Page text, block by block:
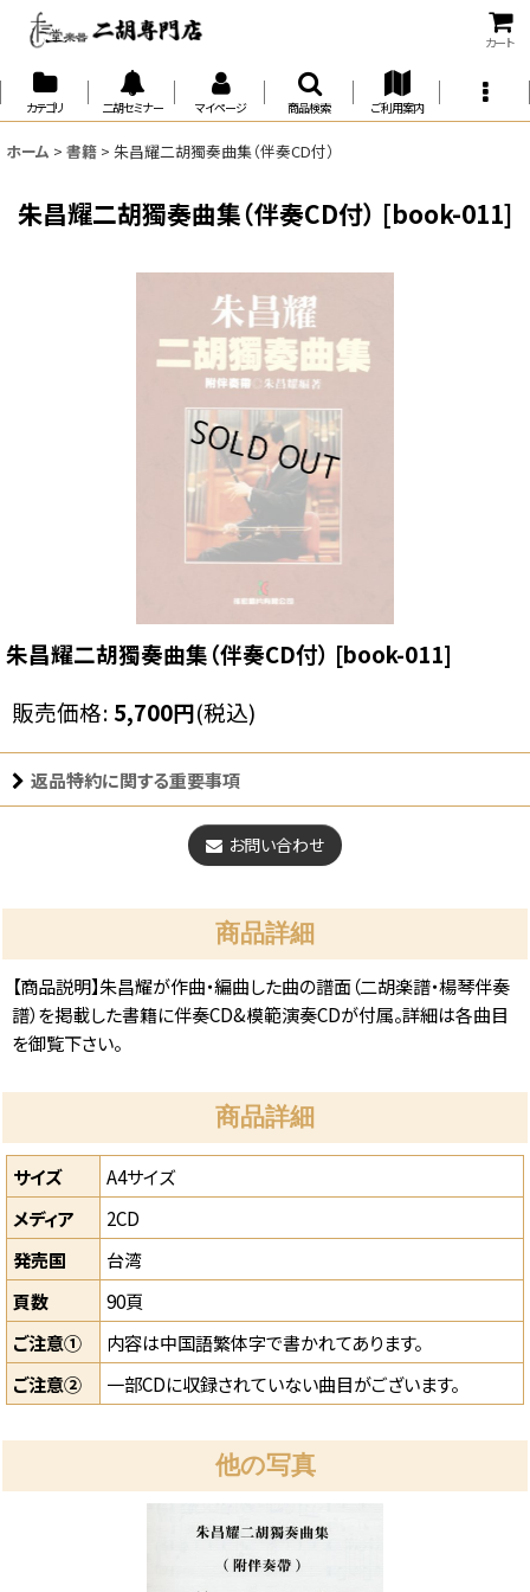
カート
カテゴリ 二胡セミナー マイページ 商品検索 ご利用案内
ホーム > 書籍 > 朱昌耀二胡獨奏曲集（伴奏CD付）
朱昌耀二胡獨奏曲集（伴奏CD付） [book-011]
朱昌耀二胡獨奏曲集（伴奏CD付） [book-011]
販売価格: 5,700円(税込)
返品特約に関する重要事項
お問い合わせ
商品詳細
【商品説明】朱昌耀が作曲・編曲した曲の譜面（二胡楽譜・楊琴伴奏
譜）を掲載した書籍に伴奏CD&模範演奏CDが付属。詳細は各曲目
を御覧下さい。
商品詳細
サイズ
A4サイズ
メディア
2CD
発売国
台湾
頁数
90頁
ご注意①
内容は中国語繁体字で書かれてあります。
ご注意②
一部CDに収録されていない曲目がございます。
他の写真